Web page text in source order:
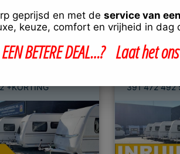
+KORTING 391 472 492
geprijsd en met de service van
keuze, comfort en vrijheid in dag
EENBETERE DEAL…? Laat het